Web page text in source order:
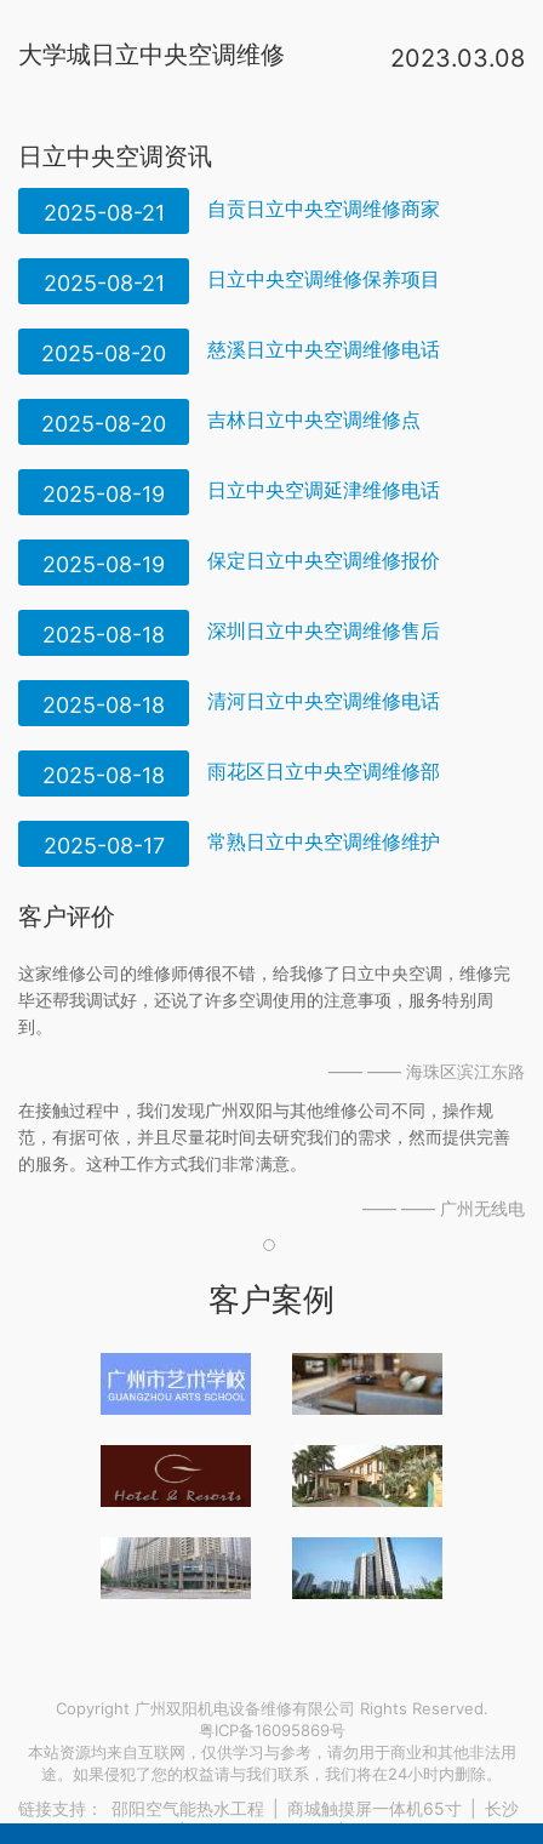
大学城日立中央空调维修 2023.03.08
日立中央空调资讯
2025-08-21 自贡日立中央空调维修商家
2025-08-21 日立中央空调维修保养项目
2025-08-20 慈溪日立中央空调维修电话
2025-08-20 吉林日立中央空调维修点
2025-08-19 日立中央空调延津维修电话
2025-08-19 保定日立中央空调维修报价
2025-08-18 深圳日立中央空调维修售后
2025-08-18 清河日立中央空调维修电话
2025-08-18 雨花区日立中央空调维修部
2025-08-17 常熟日立中央空调维修维护
客户评价
这家维修公司的维修师傅很不错，给我修了日立中央空调，维修完
毕还帮我调试好，还说了许多空调使用的注意事项，服务特别周
到。
—— —— 海珠区滨江东路
在接触过程中，我们发现广州双阳与其他维修公司不同，操作规
范，有据可依，并且尽量花时间去研究我们的需求，然而提供完善
的服务。这种工作方式我们非常满意。
—— —— 广州无线电
客户案例
Copyright 广州双阳机电设备维修有限公司 Rights Reserved.
粤ICP备16095869号
本站资源均来自互联网，仅供学习与参考，请勿用于商业和其他非法用
途。如果侵犯了您的权益请与我们联系，我们将在24小时内删除。
链接支持： 邵阳空气能热水工程 商城触摸屏一体机65寸
长沙